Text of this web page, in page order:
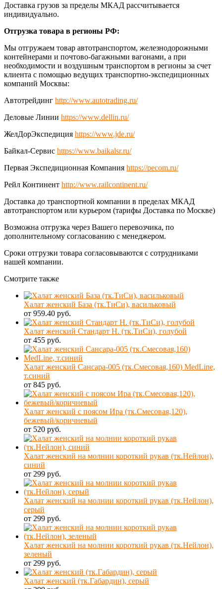
Доставка грузов за пределы МКАД рассчитывается
индивидуально.
Отгрузка товара в регионы РФ:
Мы отгружаем товар автотранспортом, железнодорожными
контейнерами и почтово-багажными вагонами, а при
необходимости и воздушным транспортом в регионы за счет
клиента с помощью ведущих транспортно-экспедиционных
компаний Москвы:
Автотрейдинг http://www.autotrading.ru/
Деловые Линии https://www.dellin.ru/
ЖелДорЭкспедиция https://www.jde.ru/
Байкал-Сервис https://www.baikalsr.ru/
Первая Экспедиционная Компания https://pecom.ru/
Рейл Континент http://www.railcontinent.ru/
Доставка до транспортной компании в пределах МКАД
автотранспортом или курьером (тарифы Доставка по Москве)
Возможна отгрузка через Вашего перевозчика, по
дополнительному согласованию с менеджером.
Сроки отгрузки товара согласовываются с сотрудниками
нашей компании.
Смотрите также
Халат женский База (тк.ТиСи), васильковый
от 959.40 руб.
Халат женский Стандарт Н. (тк.ТиСи), голубой
от 455 руб.
Халат женский Сансара-005 (тк.Смесовая,160) MedLine,
т.синий
от 845 руб.
Халат женский с поясом Ира (тк.Смесовая,120),
бежевый/коричневый
от 520 руб.
Халат женский на молнии короткий рукав (тк.Нейлон),
синий
от 299 руб.
Халат женский на молнии короткий рукав (тк.Нейлон),
серый
от 299 руб.
Халат женский на молнии короткий рукав (тк.Нейлон),
зеленый
от 299 руб.
Халат женский (тк.Габардин), серый